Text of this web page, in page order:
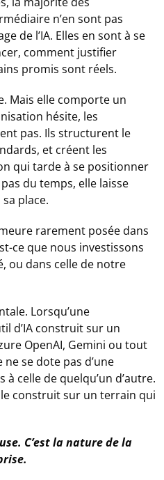
n’en sont pas
de l’IA. Elles en sont à se
comment justifier
promis sont réels.
Mais elle comporte un
hésite, les
pas. Ils structurent le
et créent les
qui tarde à se positionner
du temps, elle laisse
place.
rarement posée dans
ce que nous investissons
ou dans celle de notre
Lorsqu’une
d’IA construit sur un
OpenAI, Gemini ou tout
se dote pas d’une
à celle de quelqu’un d’autre.
construit sur un terrain qui
C’est la nature de la